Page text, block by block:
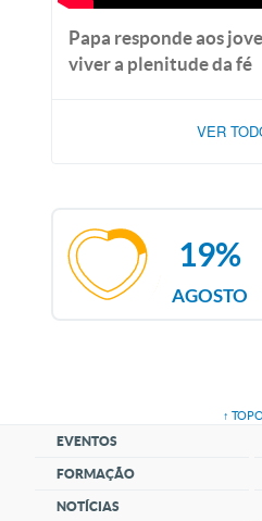
Papa responde aos
viver a plenitude da fé
VER
AGOSTO
19%
↑
EVENTOS
FORMAÇÃO
NOTÍCIAS